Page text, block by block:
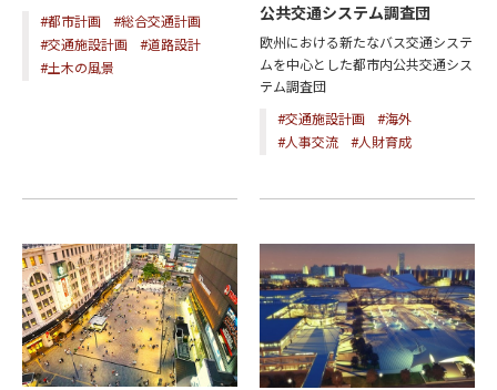
#都市計画
#総合交通計画
#交通施設計画
#道路設計
#土木の風景
公共交通システム調査団
欧州における新たなバス交通システ
ムを中心とした都市内公共交通シス
テム調査団
#交通施設計画
#海外
#人事交流
#人財育成